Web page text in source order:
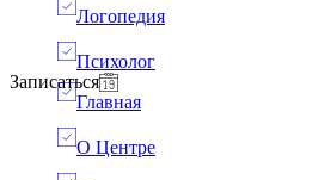
Логопедия
Психолог
Записаться
Главная
О Центре